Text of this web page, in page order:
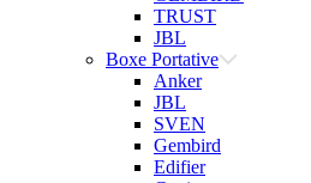
TRUST
JBL
Boxe Portative
Anker
JBL
SVEN
Gembird
Edifier